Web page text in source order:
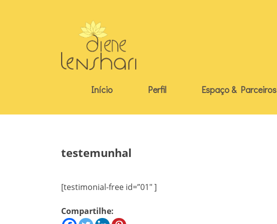
Início Perfil Espaço & Parceiros
testemunhal
[testimonial-free id=”01″ ]
Compartilhe: